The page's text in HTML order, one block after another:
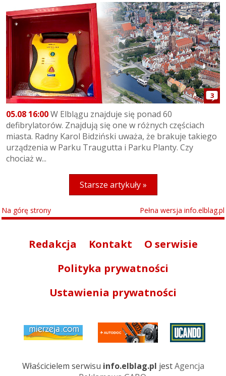
3
05.08 16:00W Elblągu znajduje się ponad 60
defibrylatorów. Znajdują się one w różnych częściach
miasta. Radny Karol Bidziński uważa, że brakuje takiego
urządzenia w Parku Traugutta i Parku Planty. Czy
chociaż w...
Starsze artykuły »
Na górę strony Pełna wersja info.elblag.pl
Redakcja Kontakt
O serwisie
Polityka prywatności
Ustawienia prywatności
Właścicielem serwisu info.elblag.pl jestAgencja